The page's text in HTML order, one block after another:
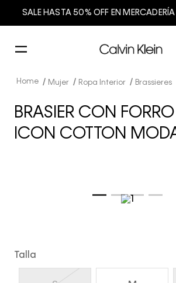
SALE HASTA 50% OFF EN
Mujer Ropa Interior Brassieres
BRASIER CON
ICON COTTON
Talla